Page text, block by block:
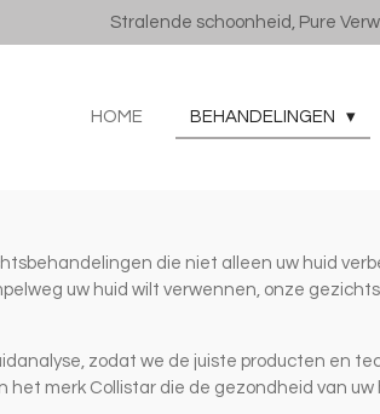
Stralende schoonheid, Pure
HOME BEHANDELINGEN
die niet alleen uw huid
uw huid wilt verwennen, onze
zodat we de juiste producten en
merk Collistar die de gezondheid van uw